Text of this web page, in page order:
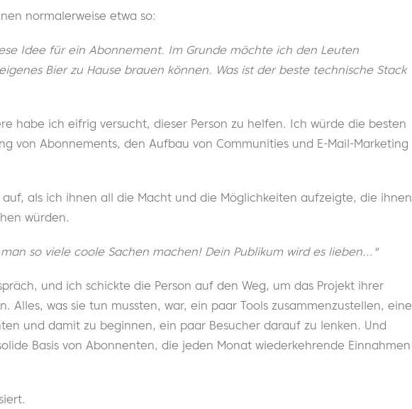
normalerweise etwa so:
Idee für ein Abonnement. Im Grunde möchte ich den Leuten
Bier zu Hause brauen können. Was ist der beste technische Stack
habe ich eifrig versucht, dieser Person zu helfen. Ich würde die besten
von Abonnements, den Aufbau von Communities und E-Mail-Marketing
als ich ihnen all die Macht und die Möglichkeiten aufzeigte, die ihnen
würden.
so viele coole Sachen machen! Dein Publikum wird es lieben..."
und ich schickte die Person auf den Weg, um das Projekt ihrer
Alles, was sie tun mussten, war, ein paar Tools zusammenzustellen, eine
und damit zu beginnen, ein paar Besucher darauf zu lenken. Und
Basis von Abonnenten, die jeden Monat wiederkehrende Einnahmen